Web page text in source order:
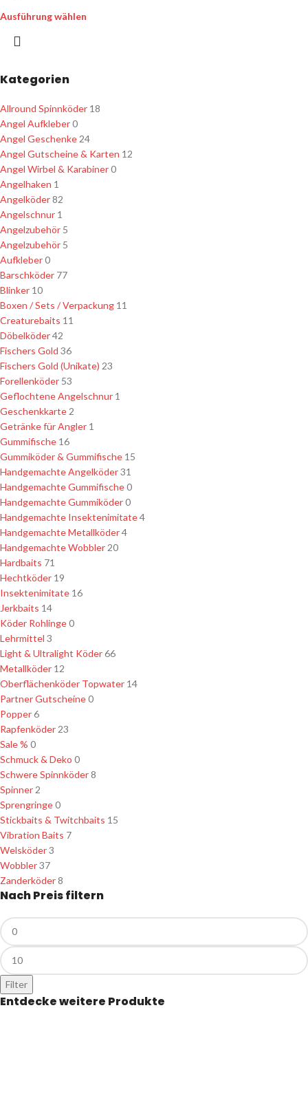
Kategorien
Allround Spinnköder 18
Angel Aufkleber0
Angel Geschenke 24
Angel Gutscheine & Karten 12
Angel Wirbel & Karabiner0
Angelhaken 1
Angelköder82
Angelschnur 1
Angelzubehör 5
Angelzubehör 5
Aufkleber0
Barschköder 77
Blinker 10
Boxen / Sets / Verpackung 11
Creaturebaits 11
Döbelköder42
Fischers Gold 36
Fischers Gold (Unikate) 23
Forellenköder 53
Geflochtene Angelschnur 1
Geschenkkarte 2
Getränke für Angler 1
Gummifische 16
Gummiköder & Gummifische 15
Handgemachte Angelköder31
Handgemachte Gummifische0
Handgemachte Gummiköder0
Handgemachte Insektenimitate4
Handgemachte Metallköder4
Handgemachte Wobbler 20
Hardbaits 71
Hechtköder 19
Insektenimitate 16
Jerkbaits 14
Köder Rohlinge0
Lehrmittel 3
Light & Ultralight Köder66
Metallköder 12
Oberflächenköder Topwater 14
Partner Gutscheine0
Popper6
Rapfenköder 23
Sale % 0
Schmuck & Deko 0
Schwere Spinnköder8
Spinner 2
Sprengringe0
Stickbaits & Twitchbaits 15
Vibration Baits 7
Welsköder3
Wobbler37
Zanderköder8
Nach Preis filtern
Filter
Entdecke weitere Produkte
Ausführung wählen